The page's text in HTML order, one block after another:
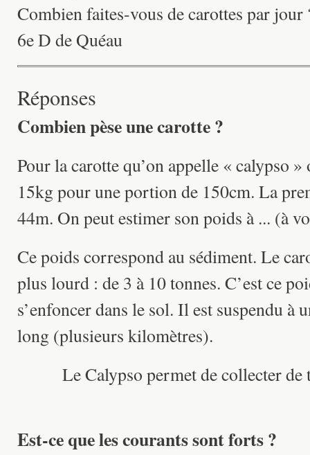
Combien faites-vous de carottes par jour
6e D de Quéau
Réponses
Combien pèse une carotte ?
Pour la carotte qu’on appelle « calypso
15kg pour une portion de 150cm. La
44m. On peut estimer son poids à ... (à
Ce poids correspond au sédiment. Le
plus lourd : de 3 à 10 tonnes. C’est ce
s’enfoncer dans le sol. Il est suspendu à
long (plusieurs kilomètres).
Le Calypso permet de collecter de
Est-ce que les courants sont forts ?